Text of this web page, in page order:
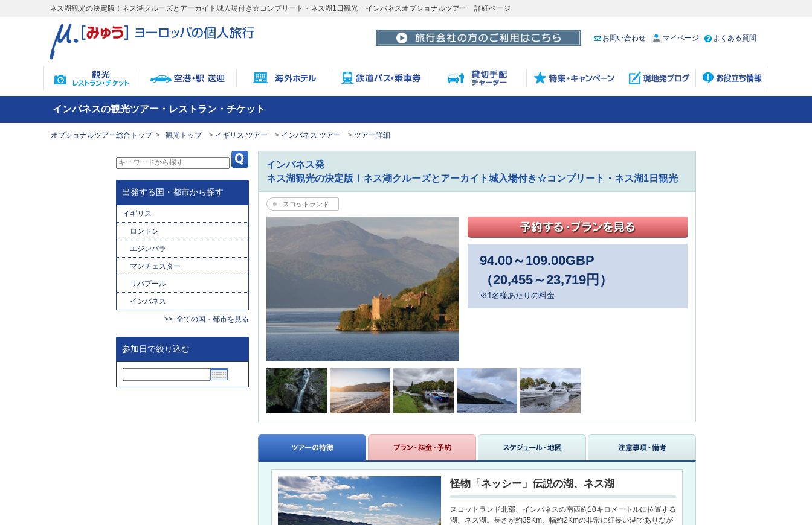
ネス湖観光の決定版！ネス湖クルーズとアーカイト城入場付き☆コンプリート・ネス湖1日観光 インバネスオプショナルツアー 詳細ページ
お問い合わせ マイページ よくある質問
インバネスの観光ツアー・レストラン・チケット
オプショナルツアー総合トップ 観光トップ イギリス ツアー インバネス ツアー ツアー詳細
出発する国・都市から探す
イギリス
ロンドン
エジンバラ
マンチェスター
リバプール
インバネス
全ての国・都市を見る
参加日で絞り込む
インバネス発
ネス湖観光の決定版！ネス湖クルーズとアーカイト城入場付き☆コンプリート・ネス湖1日観光
スコットランド
94.00～ 109.00GBP
（20,455～23,719円）
※1名様あたりの料金
怪物「ネッシー」伝説の湖、ネス湖
スコットランド北部、インバネスの南西約10キロメートルに位置する
湖、ネス湖。長さが約35Km、幅約2Kmの非常に細長い湖でありなが